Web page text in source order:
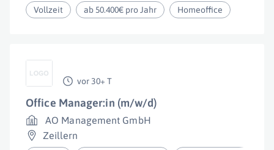
Vollzeit ab 50.400€ pro Jahr Homeoffice
vor 30+ T
Office Manager:in (m/w/d)
AO Management GmbH
Zeillern